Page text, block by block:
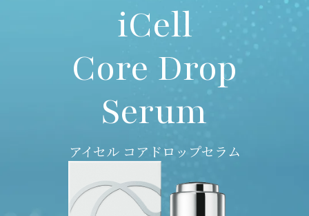
iCell
Core Drop
Serum
アイセル コアドロップセラム